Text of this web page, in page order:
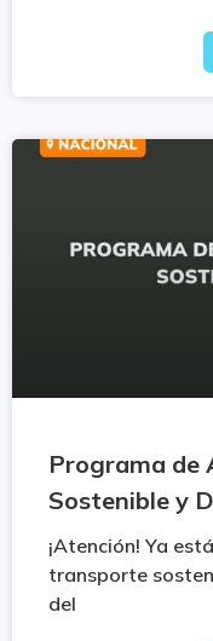
Programa de
Sostenible y
¡Atención! Ya
transporte
del